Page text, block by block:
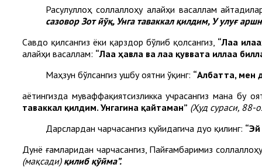
Расулуллоҳ соллаллоҳу алайҳи васаллам
сазовор Зот йўқ, Унга таваккал қилдим, У улуғ
Савдо қилсангиз ёки қарздор бўлиб қолсангиз, “Лаа
алайҳи васаллам: “Лаа ҳавла ва лаа қуввата иллаа
Маҳзун бўлсангиз ушбу оятни ўқинг: “Албатта, мен
Ҳаётингизда муваффақиятсизликка учрасангиз мана бу
таваккал қилдим. Унгагина қайтаман” (Ҳуд сураси, 88-
Дарслардан чарчасангиз қуйидагича дуо қилинг:
Дунё ғамларидан чарчасангиз, Пайғамбаримиз
(мақсади)қилиб қўйма”.